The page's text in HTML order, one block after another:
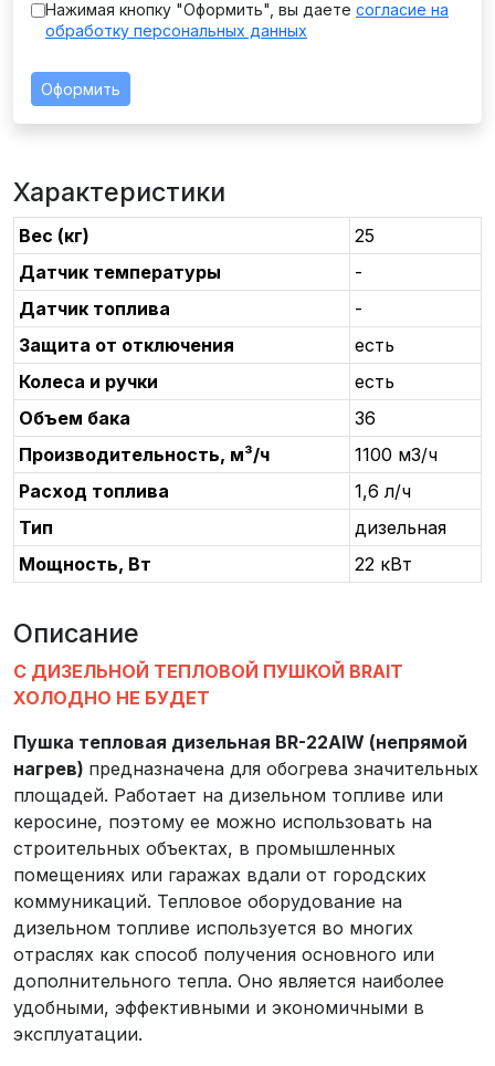
Нажимая кнопку "Оформить", вы даете согласие на
обработку персональных данных
Оформить
Характеристики
Вес (кг)
25
Датчик температуры
-
Датчик топлива
-
Защита от отключения
есть
Колеса и ручки
есть
Объем бака
36
Производительность, м³/ч
1100 м3/ч
Расход топлива
1,6 л/ч
Тип
дизельная
Мощность, Вт
22 кВт
Описание
С ДИЗЕЛЬНОЙ ТЕПЛОВОЙ ПУШКОЙ BRAIT
ХОЛОДНО НЕ БУДЕТ
Пушка тепловая дизельная BR-22AIW (непрямой
нагрев) предназначена для обогрева значительных
площадей. Работает на дизельном топливе или
керосине, поэтому ее можно использовать на
строительных объектах, в промышленных
помещениях или гаражах вдали от городских
коммуникаций. Тепловое оборудование на
дизельном топливе используется во многих
отраслях как способ получения основного или
дополнительного тепла. Оно является наиболее
удобными, эффективными и экономичными в
эксплуатации.